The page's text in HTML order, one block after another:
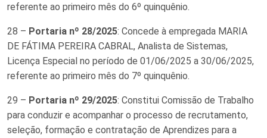
referente ao primeiro mês do 6º quinquênio.
28 – Portaria nº 28/2025: Concede à empregada MARIA
DE FÁTIMA PEREIRA CABRAL, Analista de Sistemas,
Licença Especial no período de 01/06/2025 a 30/06/2025,
referente ao primeiro mês do 7º quinquênio.
29 – Portaria nº 29/2025: Constitui Comissão de Trabalho
para conduzir e acompanhar o processo de recrutamento,
seleção, formação e contratação de Aprendizes para a